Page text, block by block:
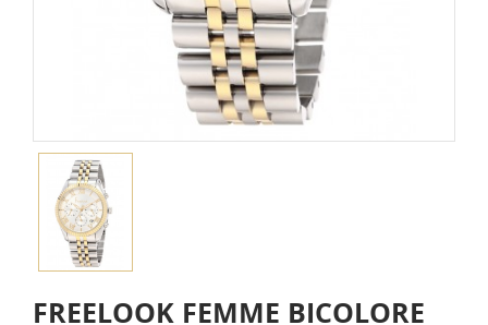
FREELOOK FEMME BICOLORE